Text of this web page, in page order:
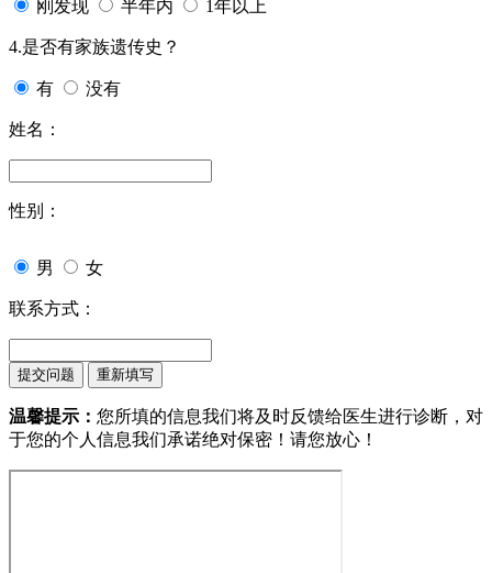
刚发现 半年内 1年以上
4.是否有家族遗传史？
有 没有
姓名：
性别：
男 女
联系方式：
温馨提示： 您所填的信息我们将及时反馈给医生进行诊断，对
于您的个人信息我们承诺绝对保密！请您放心！